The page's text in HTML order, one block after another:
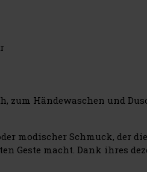
zum Händewaschen und
modischer Schmuck, der
Geste macht. Dank ihres